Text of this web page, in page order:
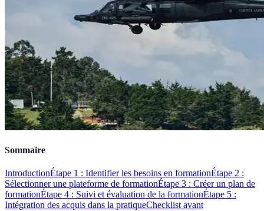
Sommaire
IntroductionÉtape 1 : Identifier les besoins en formationÉtape 2 :
Sélectionner une plateforme de formationÉtape 3 : Créer un plan de
formationÉtape 4 : Suivi et évaluation de la formationÉtape 5 :
Intégration des acquis dans la pratiqueChecklist avant